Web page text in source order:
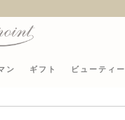
ただくとオリジナルチャーム
ン ギフト ビューティー